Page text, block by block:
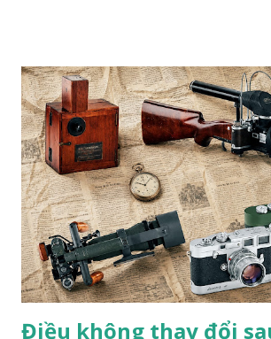
chụp nghệ nhân đóng giày Trịnh Ngọc
Trần Việt Văn cũng từng xuất bản trên
Revie w (Pháp), tạp chí Fstop (Mỹ) và
thi ảnh quốc tế lần thứ VII Concurso
Fotografia Alicante (Tây Ban Nha). Anh
gia Việt Nam duy nhất đoạt giải PX3 của
liên tiếp. B.T
Điều không thay đổi